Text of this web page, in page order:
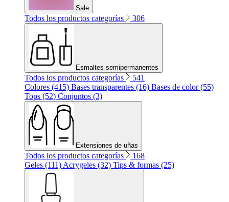
Sale
Todos los productos categorías 306
Esmaltes semipermanentes
Todos los productos categorías
541
Colores (415) Bases transparentes (16) Bases de color (55)
Tops (52) Conjuntos (3)
Extensiones de uñas
Todos los productos categorías
168
Geles (111) Acrygeles (32) Tips & formas (25)